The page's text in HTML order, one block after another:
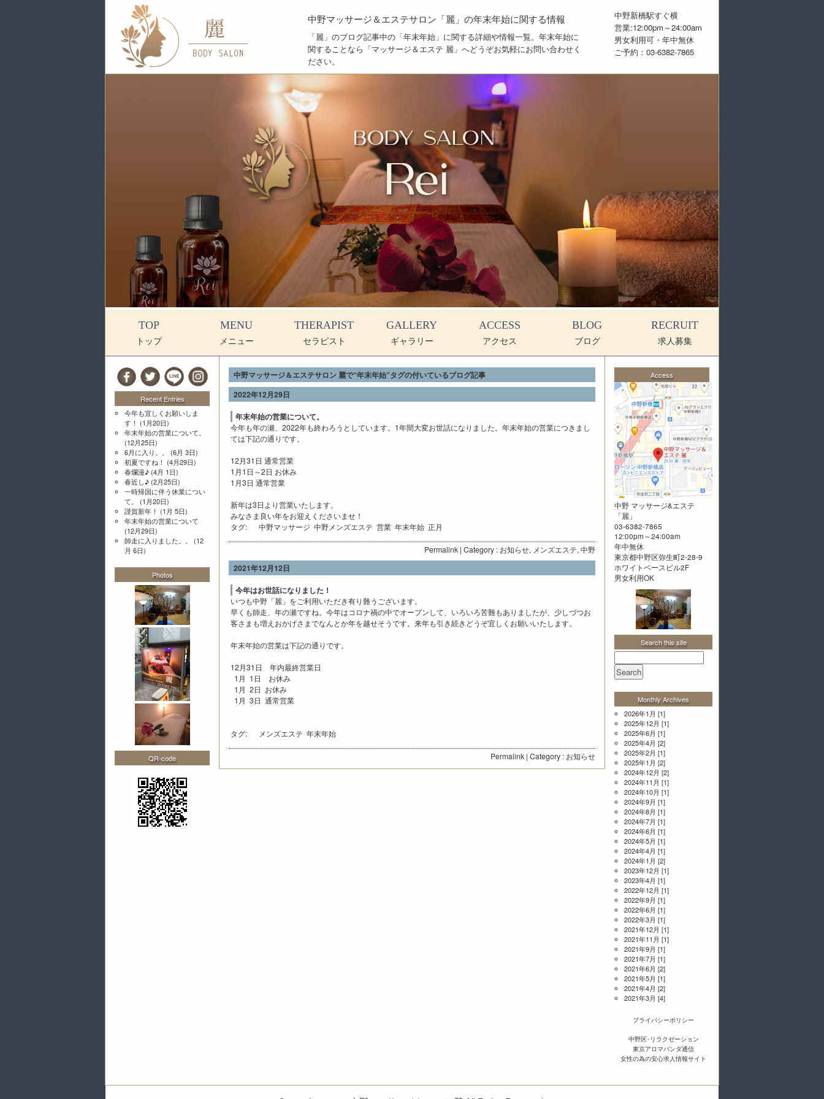
中野マッサージ＆エステサロン「麗」の年末年始に関する情報
「麗」のブログ記事中の「年末年始」に関する詳細や情報一覧。年末年始に
関することなら「マッサージ＆エステ 麗」へどうぞお気軽にお問い合わせく
ださい。
中野新橋駅すぐ横
営業:12:00pm～24:00am
男女利用可・年中無休
ご予約：03-6382-7865
TOP
トップ
MENU
メニュー
THERAPIST
セラピスト
GALLERY
ギャラリー
ACCESS
アクセス
BLOG
ブログ
RECRUIT
求人募集
中野マッサージ＆エステサロン 麗で“年末年始”タグの付いているブログ記事
2022年12月29日
年末年始の営業について。
今年も年の瀬、2022年も終わろうとしています。1年間大変お世話になりました。年末年始の営業につきまし
ては下記の通りです。
12月31日 通常営業
1月1日～2日 お休み
1月3日 通常営業
新年は3日より営業いたします。
みなさま良い年をお迎えくださいませ！
タグ:
中野マッサージ 中野メンズエステ 営業 年末年始 正月
Permalink | Category : お知らせ, メンズエステ, 中野
2021年12月12日
今年はお世話になりました！
いつも中野「麗」をご利用いただき有り難うございます。
早くも師走、年の瀬ですね。今年はコロナ禍の中でオープンして、いろいろ苦難もありましたが、少しづつお
客さまも増えおかげさまでなんとか年を越せそうです。来年も引き続きどうぞ宜しくお願いいたします。
年末年始の営業は下記の通りです。
12月31日 年内最終営業日
1月 1日 お休み
1月 2日 お休み
1月 3日 通常営業
タグ: メンズエステ 年末年始
Permalink | Category : お知らせ
Recent Entries
今年も宜しくお願いしま
す！ (1月20日)
年末年始の営業について。
(12月25日)
6月に入り。。
(6月 3日)
初夏ですね！ (4月29日)
春爛漫♪ (4月 1日)
春近し♪ (2月25日)
一時帰国に伴う休業につい
て。
(1月20日)
謹賀新年！ (1月 5日)
年末年始の営業について
(12月29日)
師走に入りました。。
(12
月 6日)
Photos
QR-code
Access
中野 マッサージ&エステ
「麗 」
03-6382-7865
12:00pm～24:00am
年中無休
東京都中野区弥生町2-28-9
ホワイトベースビル2F
男女利用OK
Search this site
Monthly Archives
2026年1月 [1]
2025年12月 [1]
2025年6月 [1]
2025年4月 [2]
2025年2月 [1]
2025年1月 [2]
2024年12月 [2]
2024年11月 [1]
2024年10月 [1]
2024年9月 [1]
2024年8月 [1]
2024年7月 [1]
2024年6月 [1]
2024年5月 [1]
2024年4月 [1]
2024年1月 [2]
2023年12月 [1]
2023年4月 [1]
2022年12月 [1]
2022年9月 [1]
2022年6月 [1]
2022年3月 [1]
2021年12月 [1]
2021年11月 [1]
2021年9月 [1]
2021年7月 [1]
2021年6月 [2]
2021年5月 [1]
2021年4月 [2]
2021年3月 [4]
プライバシーポリシー
中野区･リラクゼーション
東京アロマパンダ通信
女性の為の安心求人情報サイト